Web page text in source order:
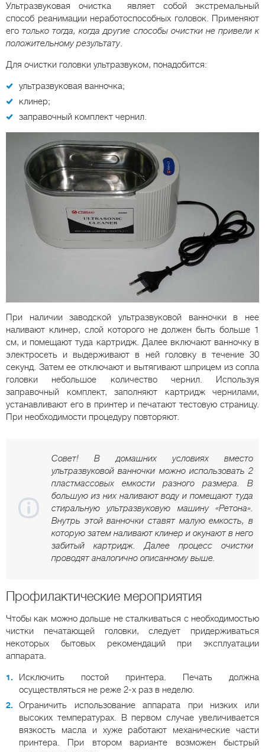
Ультразвуковая очистка являет собой экстремальный
способ реанимации неработоспособных головок. Применяют
еготолько тогда, когда другие способы очистки не привели к
положительному результату.
Для очистки головки ультразвуком, понадобится:
ультразвуковая ванночка;
клинер;
заправочный комплект чернил.
При наличии заводской ультразвуковой ванночки в нее
наливают клинер, слой которого не должен быть больше 1
см, и помещают туда картридж. Далее включают ванночку в
электросеть и выдерживают в ней головку в течение 30
секунд. Затем ее отключают и вытягивают шприцем из сопла
головки небольшое количество чернил. Используя
заправочный комплект, заполняют картридж чернилами,
устанавливают его в принтер и печатают тестовую страницу.
При необходимости процедуру повторяют.
Совет! В домашних условиях вместо
ультразвуковой ванночки можно использовать 2
пластмассовых емкости разного размера. В
большую из них наливают воду и помещают туда
стиральную ультразвуковую машину «Ретона».
Внутрь этой ванночки ставят малую емкость, в
которую затем наливают клинер и окунают в него
забитый картридж. Далее процесс очистки
проводят аналогично описанному выше.
Профилактические мероприятия
Чтобы как можно дольше не сталкиваться с необходимостью
чистки печатающей головки, следует придерживаться
некоторых бытовых рекомендаций при эксплуатации
аппарата.
Исключить постой принтера. Печать должна
осуществляться не реже 2-х раз в неделю.
Ограничить использование аппарата при низких или
высоких температурах. В первом случае увеличивается
вязкость масла и хуже работают механические части
принтера. При втором варианте возможен быстрый